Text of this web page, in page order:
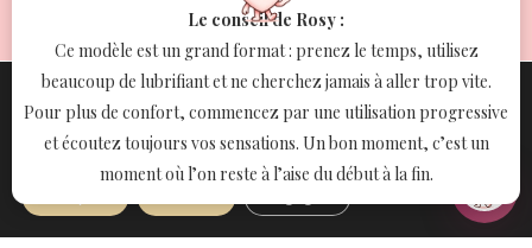
Politique de confidentialité
Mentions légales
Conditions Générales de Vente (CGV)
Conditions Générales d’Utilisation (CGU)
Politique de retours
Paiements acceptés
Le conseil de Rosy :
Ce modèle est un grand format : prenez le temps, utilisez
beaucoup de lubrifiant et ne cherchez jamais à aller trop vite.
Pour plus de confort, commencez par une utilisation progressive
et écoutez toujours vos sensations. Un bon moment, c’est un
moment où l’on reste à l’aise du début à la fin.
Nous utilisons des cookies pour vous offrir la meilleure
expérience sur notre site.
Vous pouvez en savoir plus sur les cookies que nous utilisons ou
les désactiver dansparamètres.